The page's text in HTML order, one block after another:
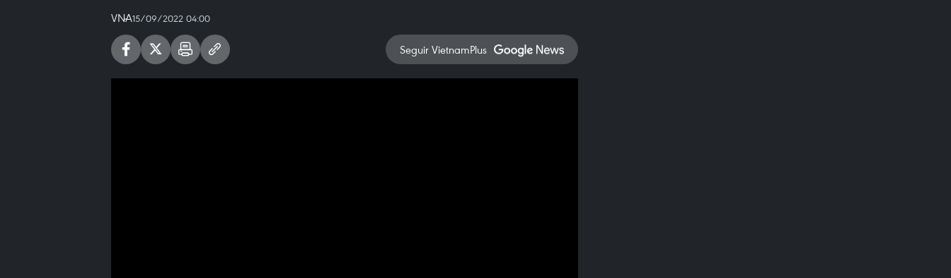
VNA15/09/2022 04:00
Seguir VietnamPlus